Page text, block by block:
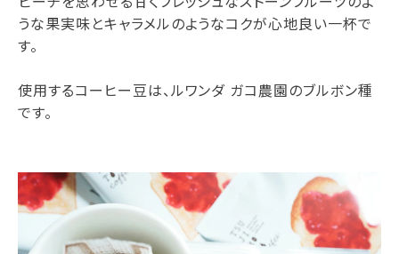
うな果実味とキャラメルのようなコクが心地良い一杯で
す。
使用するコーヒー豆は、ルワンダ ガコ農園のブルボン種
です。